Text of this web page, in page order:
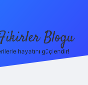
Blogu
hayatını güçlendir!